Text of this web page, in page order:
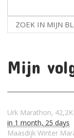
Mijn
Urk Marathon,
in 1 month, 25 days
Maasdijk Winter